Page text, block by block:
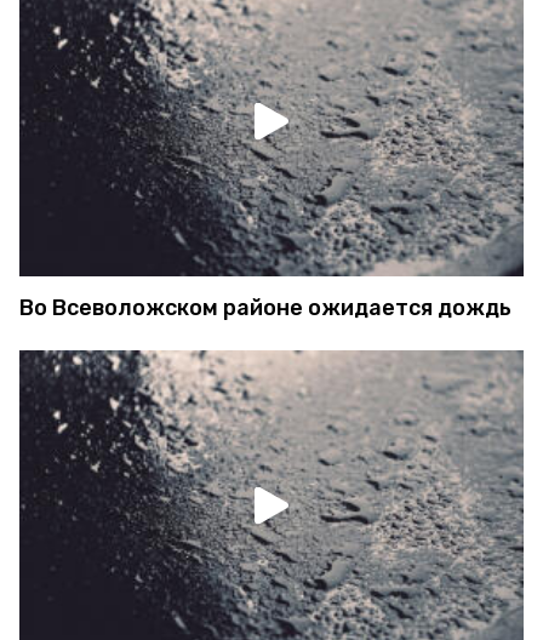
Во Всеволожском районе ожидается дождь